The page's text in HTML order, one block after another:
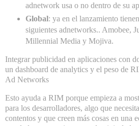
adnetwork usa o no dentro de su
Global: ya en el lanzamiento
siguientes adnetworks.. Amobee,
Millennial Media y Mojiva.
Integrar publicidad en aplicaciones con
un dashboard de analytics y el peso de
Ad Networks
Esto ayuda a RIM porque empieza a
para los desarrolladores, algo que
contentos y que creen más cosas en una